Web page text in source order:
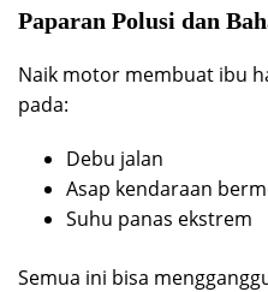
Paparan Polusi dan
Naik motor membuat ibu
pada:
Debu jalan
Asap kendaraan
Suhu panas ekstrem
Semua ini bisa